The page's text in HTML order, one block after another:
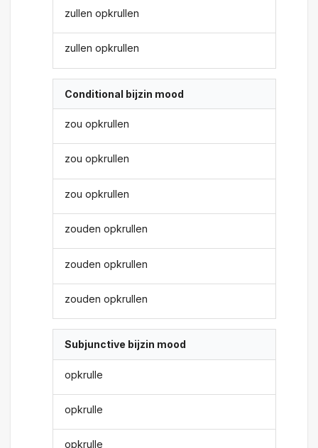
zullen opkrullen
zullen opkrullen
Conditional bijzin mood
zou opkrullen
zou opkrullen
zou opkrullen
zouden opkrullen
zouden opkrullen
zouden opkrullen
Subjunctive bijzin mood
opkrulle
opkrulle
opkrulle